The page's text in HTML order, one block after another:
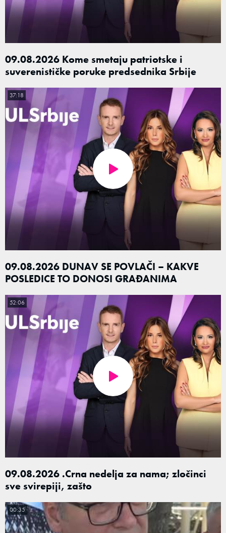
09.08.2026 Kome smetaju patriotske i
suverenističke poruke predsednika Srbije
09.08.2026 DUNAV SE POVLAČI – KAKVE
POSLEDICE TO DONOSI GRAĐANIMA
37:18
09.08.2026 .Crna nedelja za nama; zločinci
sve svirepiji, zašto
52:06
00:35